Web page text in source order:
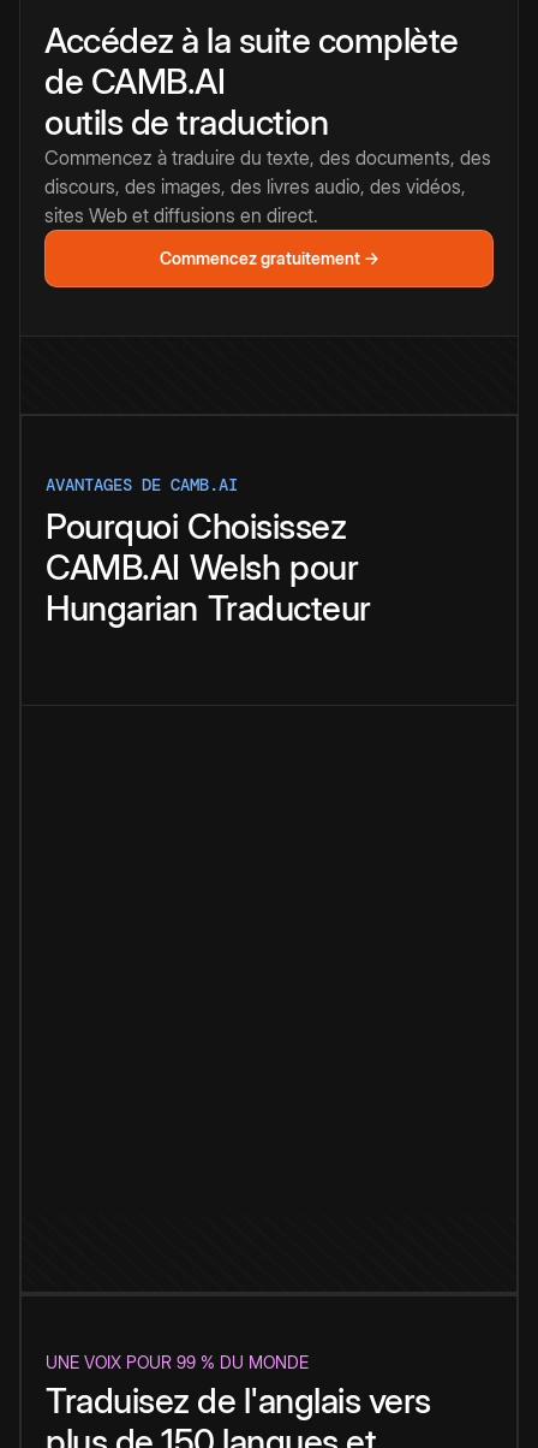
Accédez à la suite complète
de CAMB.AI
outils de traduction
Commencez à traduire du texte, des documents, des
discours, des images, des livres audio, des vidéos,
sites Web et diffusions en direct.
Commencez gratuitement →
AVANTAGES DE CAMB.AI
Pourquoi Choisissez
CAMB.AI Welsh pour
Hungarian Traducteur
UNE VOIX POUR 99 % DU MONDE
Traduisez de l'anglais vers